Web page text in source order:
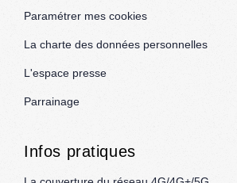
Paramétrer mes cookies
La charte des données personnelles
L'espace presse
Parrainage
Infos pratiques